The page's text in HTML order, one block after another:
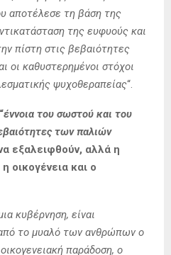
αποτέλεσε τη βάση της
της ευφυούς και
πίστη στις βεβαιότητες
οι καθυστερημένοι στόχοι
ψυχοθεραπείας“.
έννοια του σωστού και του
των παλιών
εξαλειφθούν, αλλά η
οικογένεια και ο
κυβέρνηση, είναι
το μυαλό των ανθρώπων ο
παράδοση, ο